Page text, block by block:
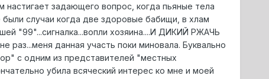
задающего вопрос, когда пьяные тела
случаи когда две здоровые бабищи, в хлам
"99"...сигналка...вопли хозяина....И ДИКИЙ РЖАЧЬ
данная участь поки миновала. Буквально
с одним из представителей "местных
убила всяческий интерес ко мне и моей